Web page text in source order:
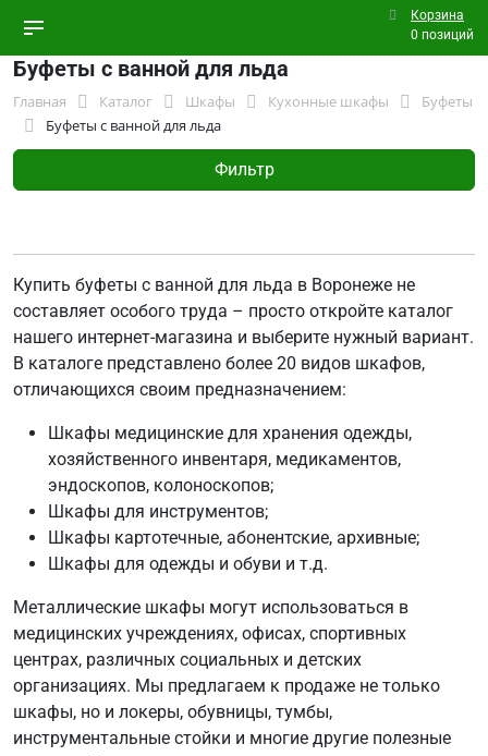
Корзина
0 позиций
Буфеты с ванной для льда
Главная Каталог Шкафы Кухонные шкафы
Буфеты
Буфеты с ванной для льда
Фильтр
Купить буфеты с ванной для льда в Воронеже не
составляет особого труда – просто откройте каталог
нашего интернет-магазина и выберите нужный вариант.
В каталоге представлено более 20 видов шкафов,
отличающихся своим предназначением:
Шкафы медицинские для хранения одежды,
хозяйственного инвентаря, медикаментов,
эндоскопов, колоноскопов;
Шкафы для инструментов;
Шкафы картотечные, абонентские, архивные;
Шкафы для одежды и обуви и т.д.
Металлические шкафы могут использоваться в
медицинских учреждениях, офисах, спортивных
центрах, различных социальных и детских
организациях. Мы предлагаем к продаже не только
шкафы, но и локеры, обувницы, тумбы,
инструментальные стойки и многие другие полезные